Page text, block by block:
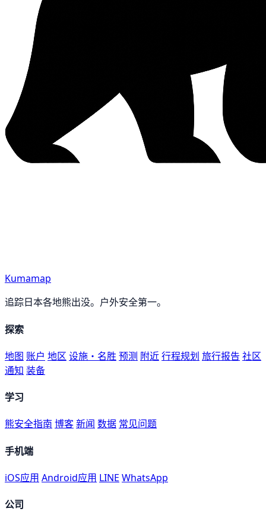
Kumamap
追踪日本各地熊出没。户外安全第一。
探索
地图 账户 地区 设施・名胜 预测 附近行程规划 旅行报告 社区
通知 装备
学习
熊安全指南 博客新闻 数据 常见问题
手机端
iOS应用 Android应用 LINE WhatsApp
公司